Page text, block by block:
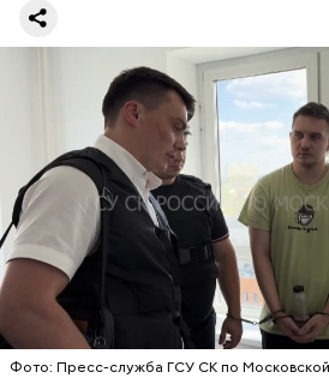
Фото: Пресс-служба ГСУ СК по
Все началось в июне, когда
обратились в местную
плохое самочувствие. Врачи не
им точный диагноз, после чего
потерпевших направили на
специалисты обнаружили
химикат дихлорэтан, который
организм супругов случайно.
нашли в еде, изъятой из
Видео: пресс-служба ГСУ СК по
ОТРАВЛЕНИЯ БАЛАШИХА
СЛЕДСТВЕННЫЙ КОМИТЕТ